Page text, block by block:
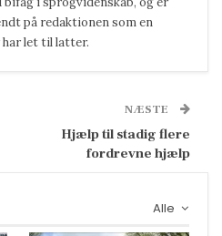
på redaktionen som en
har let til latter.
NÆSTE
Hjælp til stadig flere
fordrevne hjælp
Alle